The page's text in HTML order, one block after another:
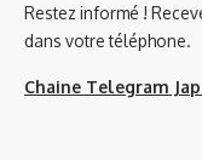
Restez informé !
dans votre téléphone.
Chaine Telegram